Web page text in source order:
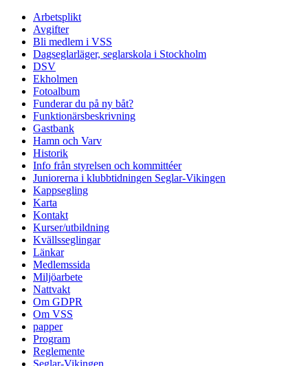
Arbetsplikt
Avgifter
Bli medlem i VSS
Dagseglarläger, seglarskola i Stockholm
DSV
Ekholmen
Fotoalbum
Funderar du på ny båt?
Funktionärsbeskrivning
Gastbank
Hamn och Varv
Historik
Info från styrelsen och kommittéer
Juniorerna i klubbtidningen Seglar-Vikingen
Kappsegling
Karta
Kontakt
Kurser/utbildning
Kvällsseglingar
Länkar
Medlemssida
Miljöarbete
Nattvakt
Om GDPR
Om VSS
papper
Program
Reglemente